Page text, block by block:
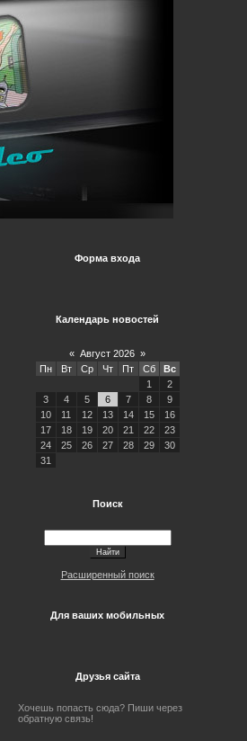
Форма входа
Календарь новостей
« Август 2026 »
Пн
Вт Ср Чт Пт Сб
Вс
1
2
3
4 5 6 7 8
9
10
11 12 13 14 15
16
17
18 19 20 21 22
23
24
25 26 27 28 29
30
31
Поиск
Расширенный поиск
Для ваших мобильных
Друзья сайта
Хочешь попасть сюда? Пиши через
обратную связь!